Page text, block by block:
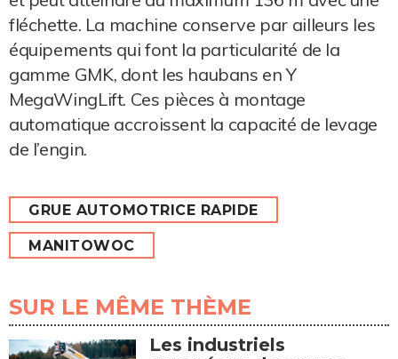
fléchette. La machine conserve par ailleurs les
équipements qui font la particularité de la
gamme GMK, dont les haubans en Y
MegaWingLift. Ces pièces à montage
automatique accroissent la capacité de levage
de l’engin.
GRUE AUTOMOTRICE RAPIDE
MANITOWOC
SUR LE MÊME THÈME
Les industriels